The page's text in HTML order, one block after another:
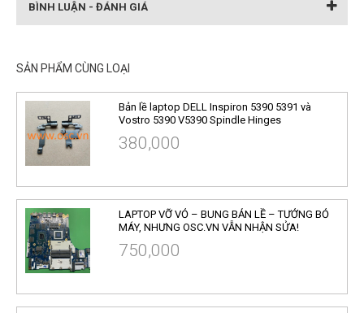
BÌNH LUẬN - ĐÁNH GIÁ
SẢN PHẨM CÙNG LOẠI
Bản lề laptop DELL Inspiron 5390 5391 và
Vostro 5390 V5390 Spindle Hinges
380,000
LAPTOP VỠ VỎ – BUNG BẢN LỀ – TƯỞNG BỎ
MÁY, NHƯNG OSC.VN VẪN NHẬN SỬA!
750,000